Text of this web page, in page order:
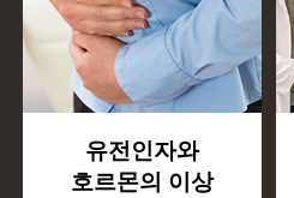
유전인자와
호르몬의 이상